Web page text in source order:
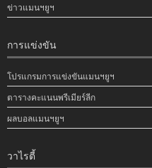
ข่าวแมนฯยูฯ
การแข่งขัน
โปรแกรมการแข่งขันแมนฯยูฯ
ตารางคะแนนพรีเมียร์ลีก
ผลบอลแมนฯยูฯ
วาไรตี้